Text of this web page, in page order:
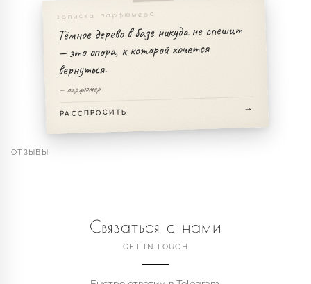
записка парфюмера
Тёмное дерево в базе никуда не спешит
— это опора, к которой хочется
вернуться.
— парфюмер
РАССПРОСИТЬ
ОТЗЫВЫ
Связаться с нами
GET IN TOUCH